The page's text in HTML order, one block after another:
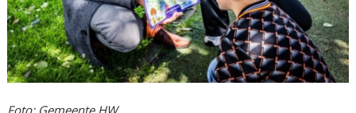
Foto: Gemeente HW